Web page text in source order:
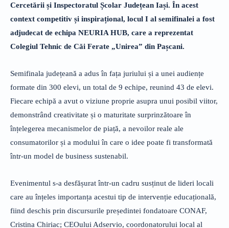
Cercetării și Inspectoratul Școlar Județean Iași. În acest
context competitiv și inspirațional, locul I al semifinalei a fost
adjudecat de echipa NEURIA HUB, care a reprezentat
Colegiul Tehnic de Căi Ferate „Unirea” din Pașcani.
Semifinala județeană a adus în fața juriului și a unei audiențe
formate din 300 elevi, un total de 9 echipe, reunind 43 de elevi.
Fiecare echipă a avut o viziune proprie asupra unui posibil viitor,
demonstrând creativitate și o maturitate surprinzătoare în
înțelegerea mecanismelor de piață, a nevoilor reale ale
consumatorilor și a modului în care o idee poate fi transformată
într-un model de business sustenabil.
Evenimentul s-a desfășurat într-un cadru susținut de lideri locali
care au înțeles importanța acestui tip de intervenție educațională,
fiind deschis prin discursurile președintei fondatoare CONAF,
Cristina Chiriac; CEOului Adservio, coordonatorului local al